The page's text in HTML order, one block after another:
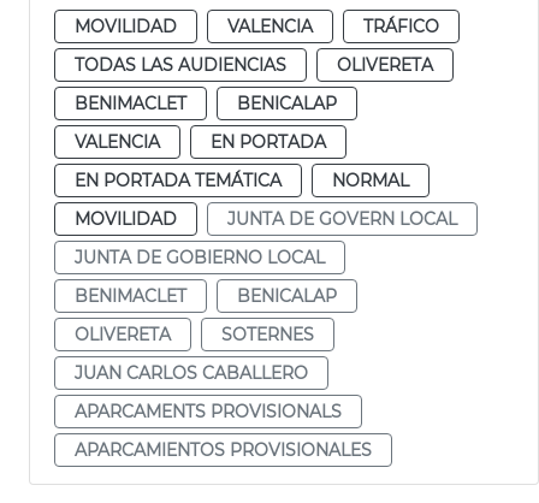
MOVILIDAD VALENCIA
TRÁFICO
TODAS LAS AUDIENCIAS
OLIVERETA
BENIMACLET
BENICALAP
VALENCIA
EN PORTADA
EN PORTADA TEMÁTICA
NORMAL
MOVILIDAD
JUNTA DE GOVERN LOCAL
JUNTA DE GOBIERNO LOCAL
BENIMACLET
BENICALAP
OLIVERETA
SOTERNES
JUAN CARLOS CABALLERO
APARCAMENTS PROVISIONALS
APARCAMIENTOS PROVISIONALES